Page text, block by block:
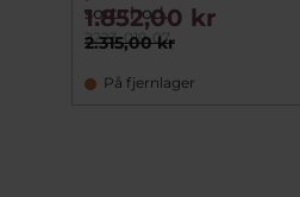
sort rhod.
2223-019-07
2.315,00 kr
1.852,00 kr
På fjernlager